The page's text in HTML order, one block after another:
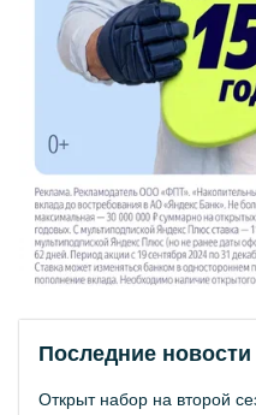
Последние новости
Открыт набор на второй